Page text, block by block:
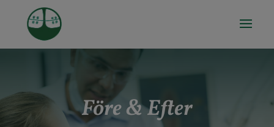
Före & Efter